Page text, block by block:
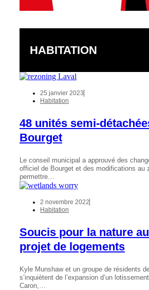
HABITATION
25 janvier 2023
Habitation
48 unités semi-
Bourget
Le conseil municipal a approuvé des
officiel de Bourget et des modifications au
permettre…
2 novembre 2022
Habitation
Soucis pour la nature
projet de logements
Kyle Munshaw et un groupe de résidents
s’inquiètent de l’expansion d’un
Caron,…